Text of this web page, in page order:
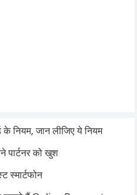
नियम, जान लीजिए ये नियम
को खुश
स्मार्टफोन